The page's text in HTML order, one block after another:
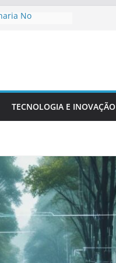
No
Civil Na
Aplicadas
TECNOLOGIA E INOVAÇÃO